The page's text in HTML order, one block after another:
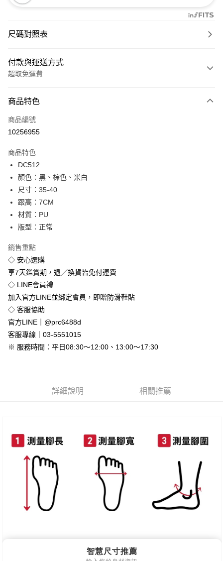
尺碼對照表
付款與運送方式
超取免運費
信用卡一次付款
超商取貨付款
Apple Pay
街口支付
悠遊付
Google Pay
運送方式
全家付款取貨
免運費
付款後全家取貨
免運費
7-11付款取貨
每筆NT$80，滿NT$800(含以上)免運費
離島郵局配送
每筆NT$90，滿NT$999(含以上)免運費
【宇迅國際】限一般住址，不支援智能櫃 查看運費
商品特色
商品編號
10256955
商品特色
DC512
顏色：黑、棕色、米白
尺寸：35-40
跟高：7CM
材質：PU
版型：正常
銷售重點
◇ 安心選購
享7天鑑賞期，退／換貨皆免付運費
◇ LINE會員禮
加入官方LINE並綁定會員，即贈防滑鞋貼
◇ 客服協助
官方LINE｜@prc6488d
客服專線｜03-5551015
※ 服務時間：平日08:30～12:00、13:00～17:30
詳細說明 相關推薦